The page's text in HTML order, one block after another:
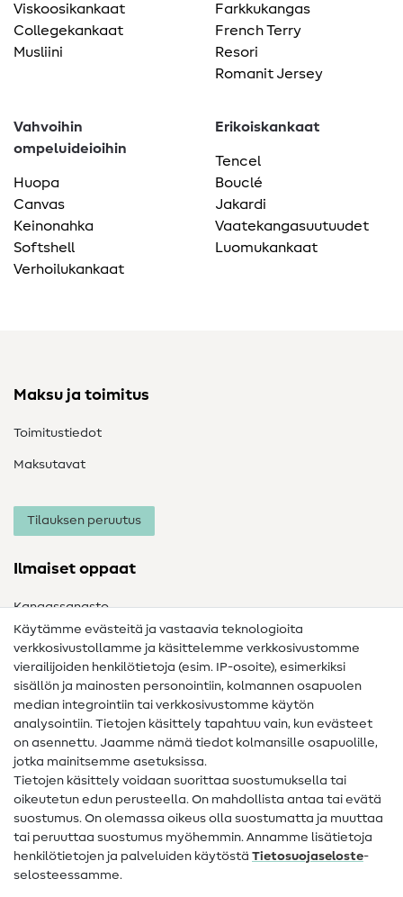
Viskoosikankaat
Collegekankaat
Musliini
Farkkukangas
French Terry
Resori
Romanit Jersey
Vahvoihin
ompeluideioihin
Huopa
Canvas
Keinonahka
Softshell
Verhoilukankaat
Erikoiskankaat
Tencel
Bouclé
Jakardi
Vaatekangasuutuudet
Luomukankaat
Maksu ja toimitus
Toimitustiedot
Maksutavat
Tilauksen peruutus
Ilmaiset oppaat
Kangassanasto
Ompelusanasto
Ompeluohjeet
Apua ja yhteystiedot
Yhteystiedot
Tietoa omistajanvaihdoksesta
FAQ
Peruutusoikeus
Suosittu
Käytämme evästeitä ja vastaavia teknologioita
verkkosivustollamme ja käsittelemme verkkosivustomme
vierailijoiden henkilötietoja (esim. IP-osoite), esimerkiksi
sisällön ja mainosten personointiin, kolmannen osapuolen
median integrointiin tai verkkosivustomme käytön
analysointiin. Tietojen käsittely tapahtuu vain, kun evästeet
on asennettu. Jaamme nämä tiedot kolmansille osapuolille,
jotka mainitsemme asetuksissa.
Tietojen käsittely voidaan suorittaa suostumuksella tai
oikeutetun edun perusteella. On mahdollista antaa tai evätä
suostumus. On olemassa oikeus olla suostumatta ja muuttaa
tai peruuttaa suostumus myöhemmin. Annamme lisätietoja
henkilötietojen ja palveluiden käytöstä Tietosuojaseloste-
selosteessamme.